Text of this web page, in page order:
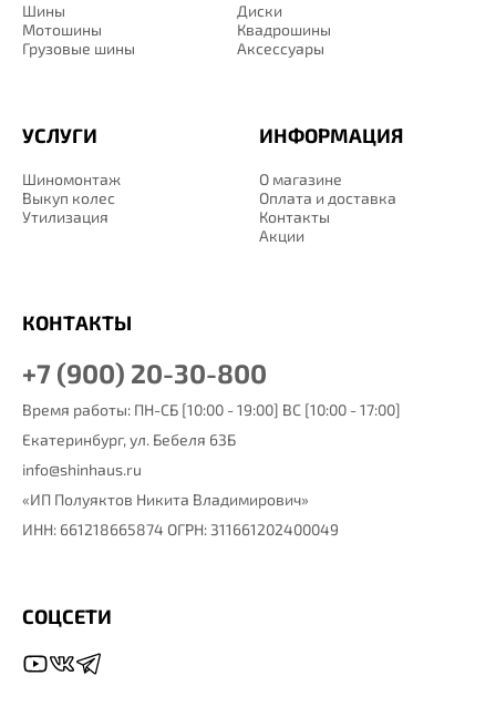
Шины
Диски
Мотошины
Квадрошины
Грузовые шины
Аксессуары
ИНФОРМАЦИЯ
О магазине
Оплата и доставка
Контакты
Акции
УСЛУГИ
Шиномонтаж
Выкуп колес
Утилизация
КОНТАКТЫ
+7 (900) 20-30-800
Время работы: ПН-СБ [10:00 - 19:00] ВС [10:00 - 17:00]
Екатеринбург, ул. Бебеля 63Б
info@shinhaus.ru
«ИП Полуяктов Никита Владимирович»
ИНН: 661218665874 ОГРН: 311661202400049
СОЦСЕТИ